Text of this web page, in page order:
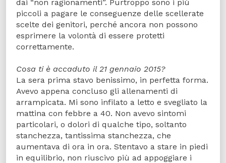
dai “non ragionamenti”. Purtroppo sono i più
piccoli a pagare le conseguenze delle scellerate
scelte dei genitori, perché ancora non possono
esprimere la volontà di essere protetti
correttamente.
Cosa ti è accaduto il 21 gennaio 2015?
La sera prima stavo benissimo, in perfetta forma.
Avevo appena concluso gli allenamenti di
arrampicata. Mi sono infilato a letto e svegliato la
mattina con febbre a 40. Non avevo sintomi
particolari, o dolori di qualche tipo, soltanto
stanchezza, tantissima stanchezza, che
aumentava di ora in ora. Stentavo a stare in piedi
in equilibrio, non riuscivo più ad appoggiare i